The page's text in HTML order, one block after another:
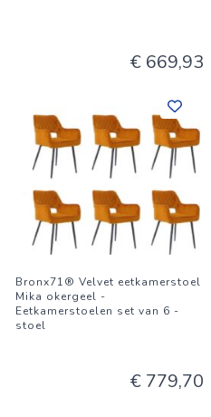
€ 669,93
Bronx71® Velvet eetkamerstoel
Mika okergeel -
Eetkamerstoelen set van 6 -
stoel
€ 779,70